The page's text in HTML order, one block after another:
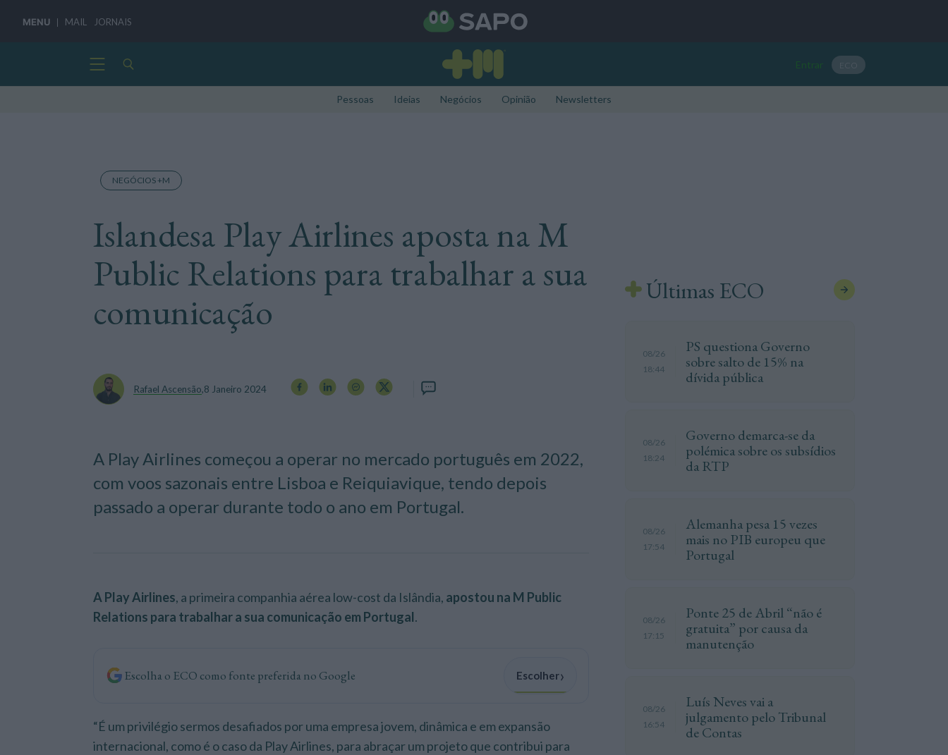
MENU MAIL JORNAIS
Entrar ECO
Pessoas Ideias Negócios Opinião Newsletters
NEGÓCIOS +M
Islandesa Play Airlines aposta na M
Public Relations para trabalhar a sua
comunicação
Rafael Ascensão,8 Janeiro 2024
A Play Airlines começou a operar no mercado português em 2022,
com voos sazonais entre Lisboa e Reiquiavique, tendo depois
passado a operar durante todo o ano em Portugal.
A Play Airlines, a primeira companhia aérea low-cost da Islândia, apostou na M Public
Relations para trabalhar a sua comunicação em Portugal.
Escolha o ECO como fonte preferida no Google Escolher›
“É um privilégio sermos desafiados por uma empresa jovem, dinâmica e em expansão
internacional, como é o caso da Play Airlines, para abraçar um projeto que contribui para
Últimas ECO
08/26
18:44
PS questiona Governo
sobre salto de 15% na
dívida pública
08/26
18:24
Governo demarca-se da
polémica sobre os subsídios
da RTP
08/26
17:54
Alemanha pesa 15 vezes
mais no PIB europeu que
Portugal
08/26
17:15
Ponte 25 de Abril “não é
gratuita” por causa da
manutenção
08/26
16:54
Luís Neves vai a
julgamento pelo Tribunal
de Contas